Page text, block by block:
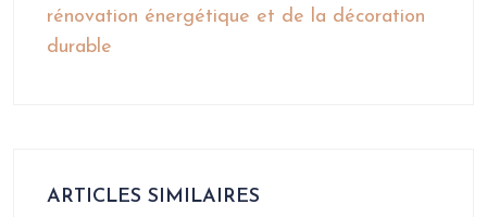
rénovation énergétique et de la décoration
durable
ARTICLES SIMILAIRES